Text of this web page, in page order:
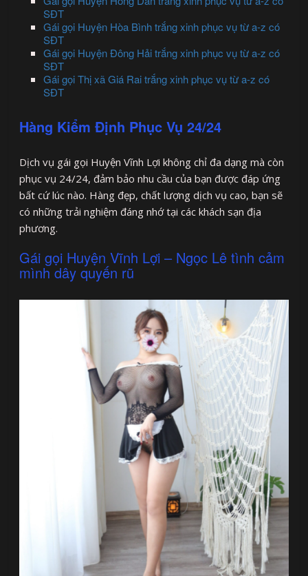
SĐT
Gái gọi Huyện Hòa Bình trắng xinh phục vụ từ a-z có
SĐT
Gái gọi Huyện Đông Hải trắng xinh phục vụ từ a-z có
SĐT
Gái gọi Thị xã Giá Rai trắng xinh phục vụ từ a-z có
SĐT
Hàng Kiểm Định Phục Vụ 24/24
Dịch vụ gái gọi Huyện Vĩnh Lợi không chỉ đa dạng mà còn
phục vụ 24/24, đảm bảo nhu cầu của bạn được đáp ứng
bất cứ lúc nào. Hàng đẹp, chất lượng dịch vụ cao, bạn sẽ
có những trải nghiệm đáng nhớ tại các khách sạn địa
phương.
Gái gọi Huyện Vĩnh Lợi – Ngọc Lê tình cảm
mình dây quyến rũ